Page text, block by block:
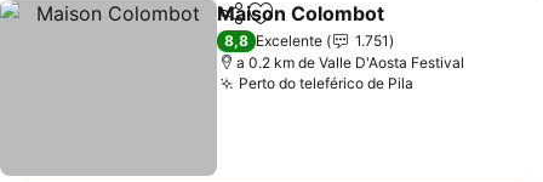
PartilharAdicionar aos favoritos
Maison Colombot
8,8 Excelente
1.751
a 0.2 km de Valle D'Aosta Festival
Perto do teleférico de Pila